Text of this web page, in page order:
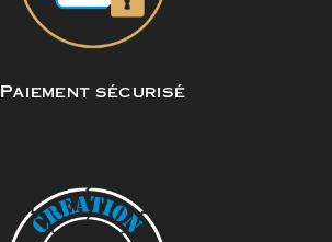
Paiement sécurisé